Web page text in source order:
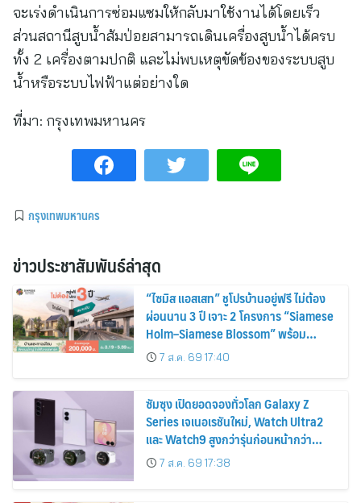
จะเร่งดำเนินการซ่อมแซมให้กลับมาใช้งานได้โดยเร็ว
ส่วนสถานีสูบน้ำส้มป่อยสามารถเดินเครื่องสูบน้ำได้ครบ
ทั้ง 2 เครื่องตามปกติ และไม่พบเหตุขัดข้องของระบบสูบ
น้ำหรือระบบไฟฟ้าแต่อย่างใด
ที่มา: กรุงเทพมหานคร
กรุงเทพมหานคร
ข่าวประชาสัมพันธ์ล่าสุด
“ไซมิส แอสเสท” ชูโปรบ้านอยู่ฟรี ไม่ต้อง
ผ่อนนาน 3 ปี เจาะ 2 โครงการ “Siamese
Holm–Siamese Blossom” พร้อม
ส่วนลดและสิทธิพิเศษถึง 31 สิงหาคม
2569
7 ส.ค. 69 17:40
ซัมซุง เปิดยอดจองทั่วโลก Galaxy Z
Series เจเนอเรชันใหม่, Watch Ultra2
และ Watch9 สูงกว่ารุ่นก่อนหน้ากว่า
30%7 ส.ค. 69 17:38